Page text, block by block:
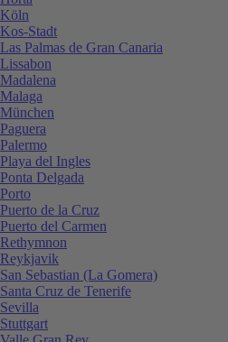
Köln
Kos-Stadt
Las Palmas de Gran Canaria
Lissabon
Madalena
Malaga
München
Paguera
Palermo
Playa del Ingles
Ponta Delgada
Porto
Puerto de la Cruz
Puerto del Carmen
Rethymnon
Reykjavik
San Sebastian (La Gomera)
Santa Cruz de Tenerife
Sevilla
Stuttgart